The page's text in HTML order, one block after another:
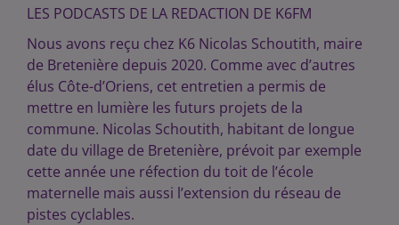
LES PODCASTS DE LA REDACTION DE K6FM
Nous avons reçu chez K6 Nicolas Schoutith, maire
de Bretenière depuis 2020. Comme avec d’autres
élus Côte-d’Oriens, cet entretien a permis de
mettre en lumière les futurs projets de la
commune. Nicolas Schoutith, habitant de longue
date du village de Bretenière, prévoit par exemple
cette année une réfection du toit de l’école
maternelle mais aussi l’extension du réseau de
pistes cyclables.